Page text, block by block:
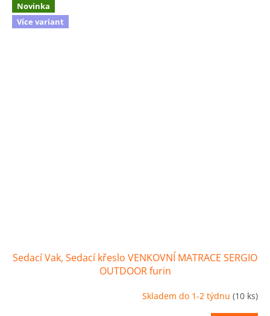
Novinka
Více variant
Sedací Vak, Sedací křeslo VENKOVNÍ MATRACE SERGIO
OUTDOOR furin
Skladem do 1-2 týdnu (10 ks)